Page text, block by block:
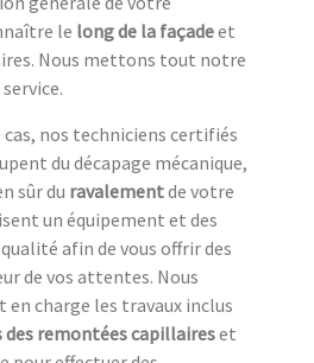
le long de la façadeet
Nous mettons tout notre
nos techniciens certifiés
du décapage mécanique,
sûr du ravalementde votre
un équipement et des
afin de vous offrir des
de vos attentes. Nous
charge les travaux inclus
remontées capillaireset